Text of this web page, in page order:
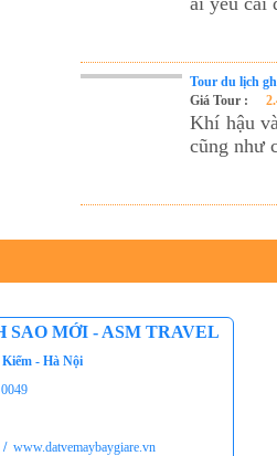
Tour du lịch
Giá Tour :
Khí hậu
cũng như
SAO MỚI - ASM TRAVEL
- Hà Nội
/ www.datvemaybaygiare.vn